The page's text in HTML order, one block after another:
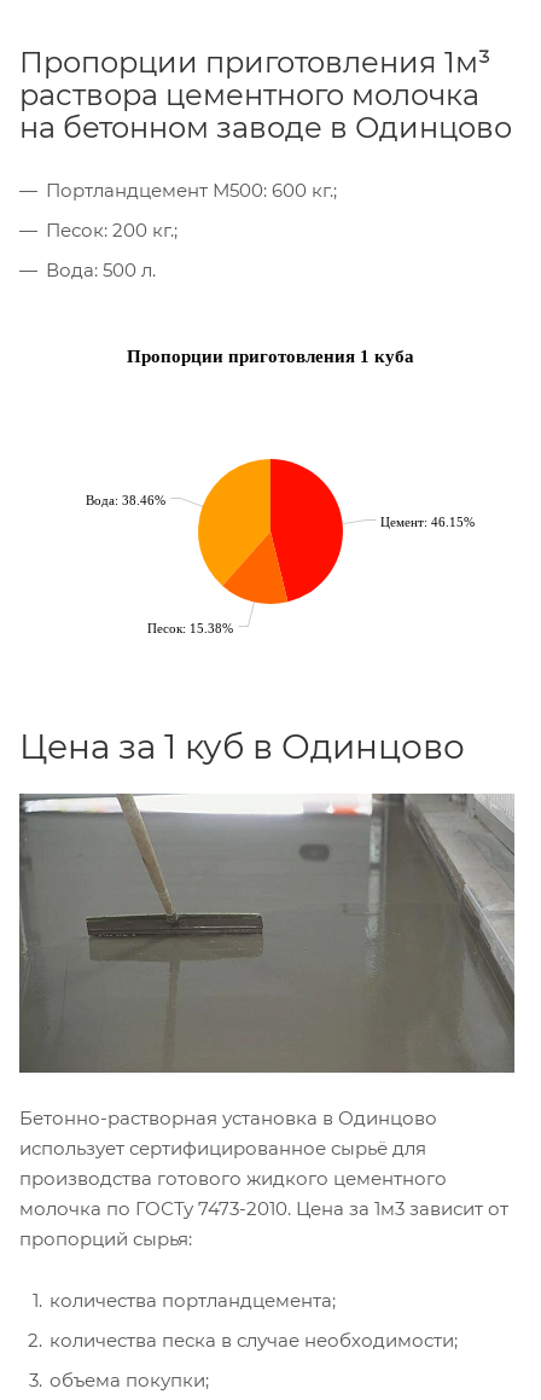
Пропорции приготовления 1м³
раствора цементного молочка
на бетонном заводе в Одинцово
Портландцемент М500: 600 кг.;
Песок: 200 кг.;
Вода: 500 л.
Вода: 38.46%
Цемент: 46.15%
Песок: 15.38%
Пропорции приготовления 1 куба
Цена за 1 куб в Одинцово
Бетонно-растворная установка в Одинцово
использует сертифицированное сырьё для
производства готового жидкого цементного
молочка по ГОСТу 7473-2010. Цена за 1м3 зависит от
пропорций сырья:
количества портландцемента;
количества песка в случае необходимости;
объема покупки;